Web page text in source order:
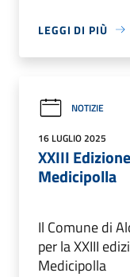
LEGGI DI PIÙ
NOTIZIE
16 LUGLIO 2025
XXIII
Medicipolla
Il Comune di
per la XXIII
Medicipolla